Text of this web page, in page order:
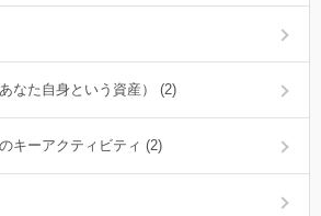
なた自身という資産） (2)
キーアクティビティ (2)